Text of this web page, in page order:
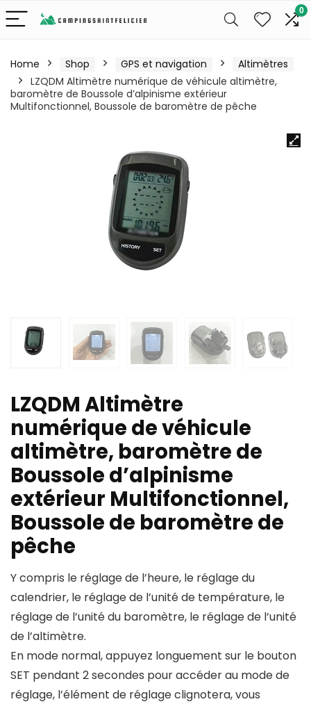
0
Home Shop GPS et navigation
Altimètres
LZQDM Altimètre numérique de véhicule altimètre,
baromètre de Boussole d’alpinisme extérieur
Multifonctionnel, Boussole de baromètre de pêche
LZQDM Altimètre
numérique de véhicule
altimètre, baromètre de
Boussole d’alpinisme
extérieur Multifonctionnel,
Boussole de baromètre de
pêche
Y compris le réglage de l’heure, le réglage du
calendrier, le réglage de l’unité de température, le
réglage de l’unité du baromètre, le réglage de l’unité
de l’altimètre.
En mode normal, appuyez longuement sur le bouton
SET pendant 2 secondes pour accéder au mode de
réglage, l’élément de réglage clignotera, vous